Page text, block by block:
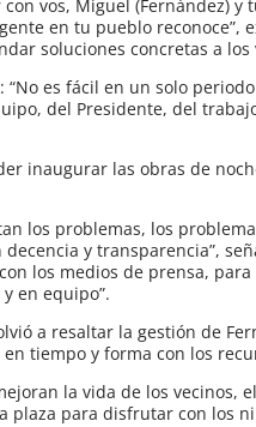
vos, Miguel (Fernández)
en tu pueblo reconoce”,
soluciones concretas a los
es fácil en un solo
del Presidente, del
inaugurar las obras de
los problemas, los
y transparencia”,
los medios de prensa,
en equipo”.
a resaltar la gestión de
tiempo y forma con los
la vida de los vecinos,
plaza para disfrutar con los